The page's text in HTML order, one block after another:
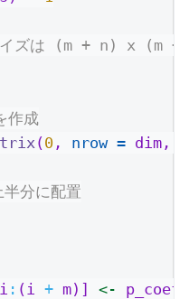
イズは (m + n) x (m
作成
(0 , nrow = dim,
分に配置
: (i + m)] <-